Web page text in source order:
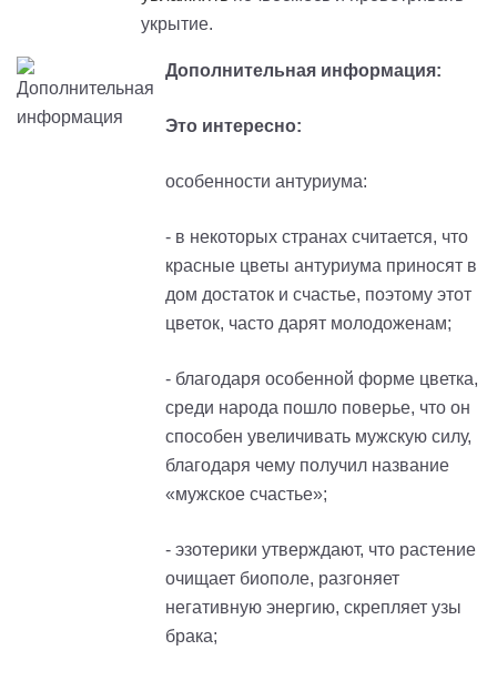
укрытие.
Дополнительная информация:
Это интересно:
особенности антуриума:
- в некоторых странах считается, что
красные цветы антуриума приносят в
дом достаток и счастье, поэтому этот
цветок, часто дарят молодоженам;
- благодаря особенной форме цветка,
среди народа пошло поверье, что он
способен увеличивать мужскую силу,
благодаря чему получил название
«мужское счастье»;
- эзотерики утверждают, что растение
очищает биополе, разгоняет
негативную энергию, скрепляет узы
брака;